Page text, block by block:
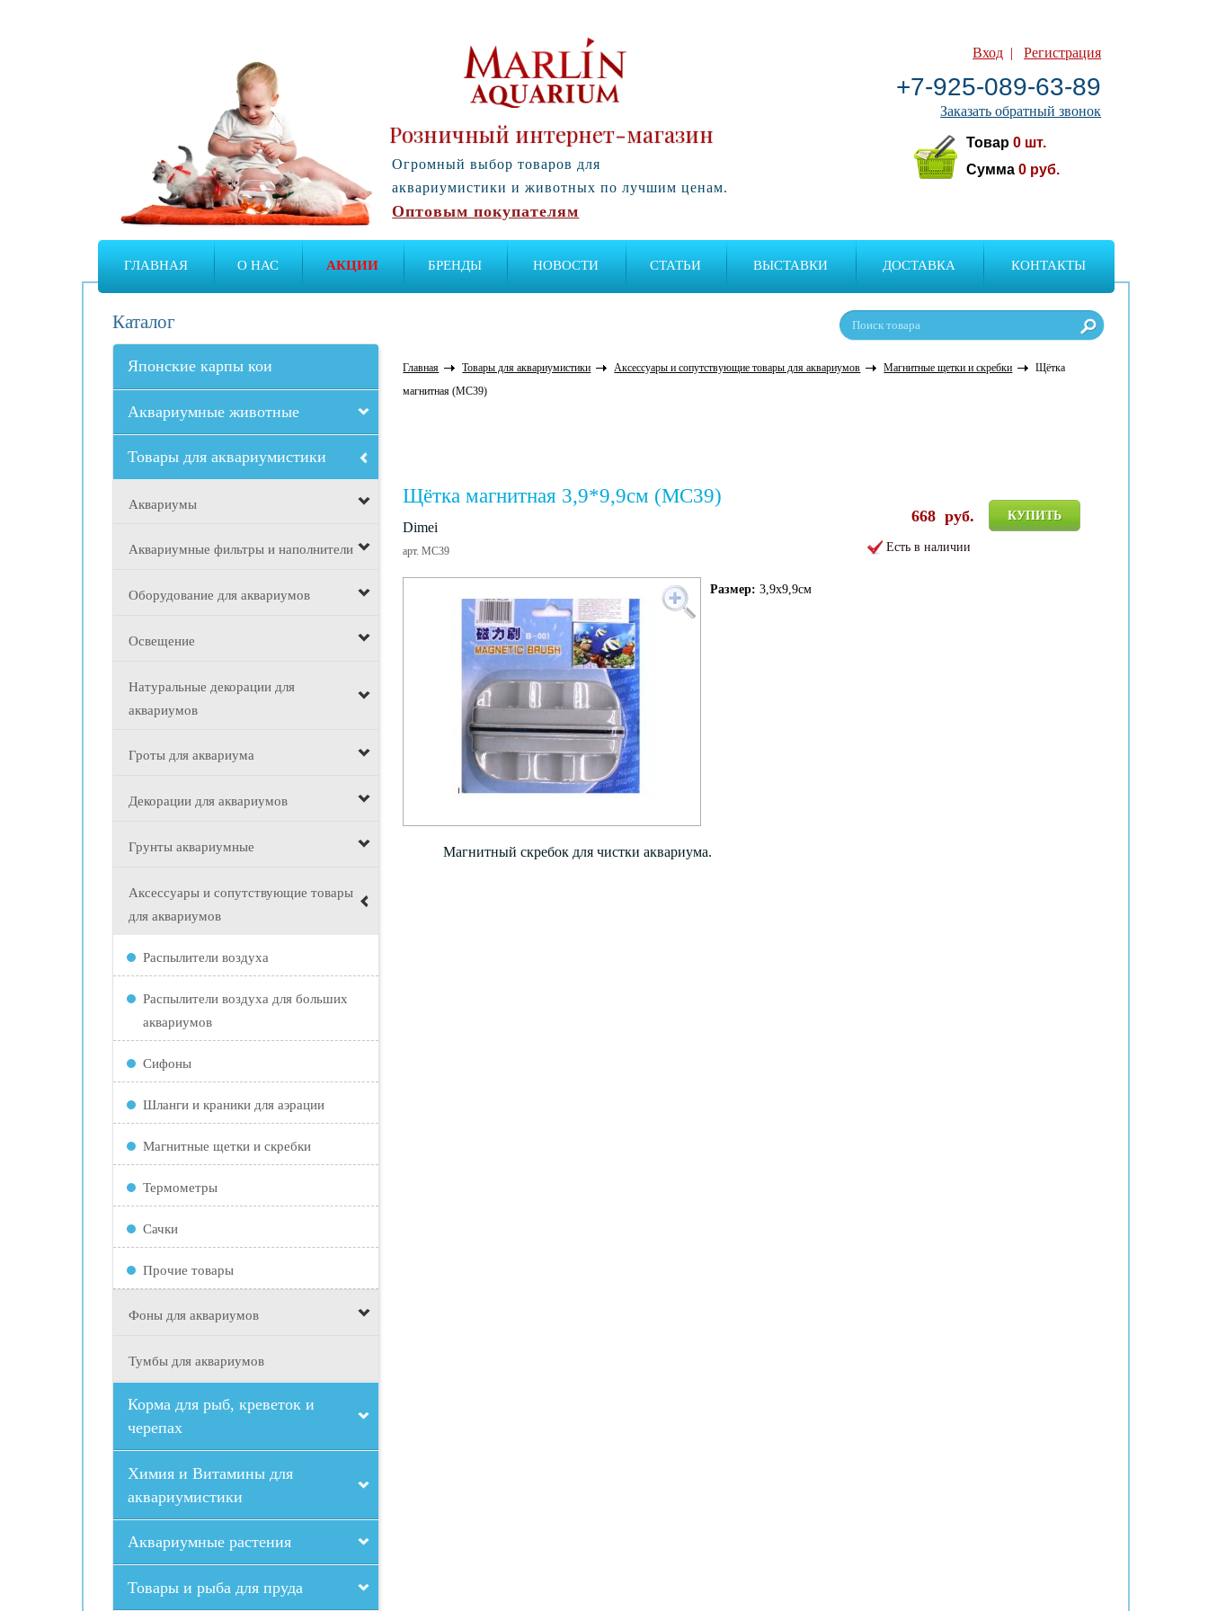
Вход |Регистрация
+7-925-089-63-89
Заказать обратный звонок
Товар0 шт.
Сумма0 руб.
Розничный интернет-магазин
Огромный выбор товаров для
аквариумистики и животных по лучшим ценам.
Оптовым покупателям
ГЛАВНАЯ О НАС АКЦИИ БРЕНДЫ НОВОСТИ СТАТЬИ ВЫСТАВКИ ДОСТАВКА КОНТАКТЫ
Каталог
Японские карпы кои
Аквариумные животные
Товары для аквариумистики
Аквариумы
Аквариумные фильтры и наполнители
Оборудование для аквариумов
Освещение
Натуральные декорации для
аквариумов
Гроты для аквариума
Декорации для аквариумов
Грунты аквариумные
Аксессуары и сопутствующие товары
для аквариумов
Распылители воздуха
Распылители воздуха для больших
аквариумов
Сифоны
Шланги и краники для аэрации
Магнитные щетки и скребки
Термометры
Сачки
Прочие товары
Фоны для аквариумов
Тумбы для аквариумов
Корма для рыб, креветок и
черепах
Химия и Витамины для
аквариумистики
Аквариумные растения
Товары и рыба для пруда
Главная Товары для аквариумистики Аксессуары и сопутствующие товары для аквариумов Магнитные щетки и скребки
Щётка
магнитная (MC39)
Щётка магнитная 3,9*9,9см (MC39)
Dimei
арт. MC39
КУПИТЬ
668 руб.
Есть в наличии
Размер:3,9х9,9см
Магнитный скребок для чистки аквариума.